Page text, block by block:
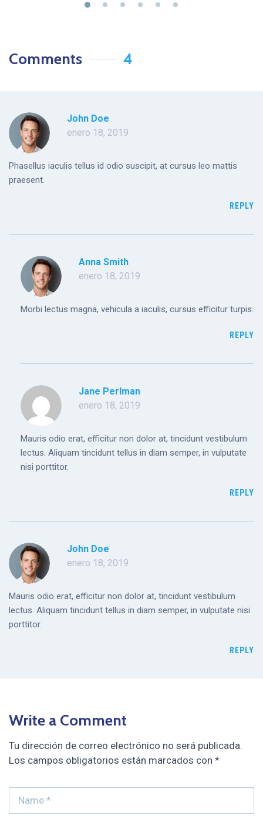
Comments 4
John Doe
enero 18, 2019
Phasellus iaculis tellus id odio suscipit, at cursus leo mattis
praesent.
REPLY
Anna Smith
enero 18, 2019
Morbi lectus magna, vehicula a iaculis, cursus efficitur turpis.
REPLY
Jane Perlman
enero 18, 2019
Mauris odio erat, efficitur non dolor at, tincidunt vestibulum
lectus. Aliquam tincidunt tellus in diam semper, in vulputate
nisi porttitor.
REPLY
John Doe
enero 18, 2019
Mauris odio erat, efficitur non dolor at, tincidunt vestibulum
lectus. Aliquam tincidunt tellus in diam semper, in vulputate nisi
porttitor.
REPLY
Write a Comment
Tu dirección de correo electrónico no será publicada.
Los campos obligatorios están marcados con *